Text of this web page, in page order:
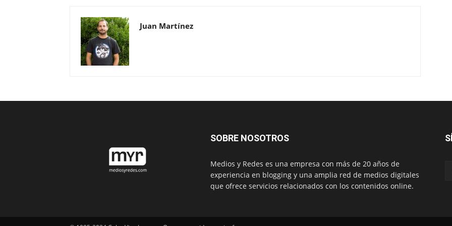
Juan Martínez
SOBRE NOSOTROS
Medios y Redes es una empresa con más de 20 años de
experiencia en blogging y una amplia red de medios digitales
que ofrece servicios relacionados con los contenidos online.